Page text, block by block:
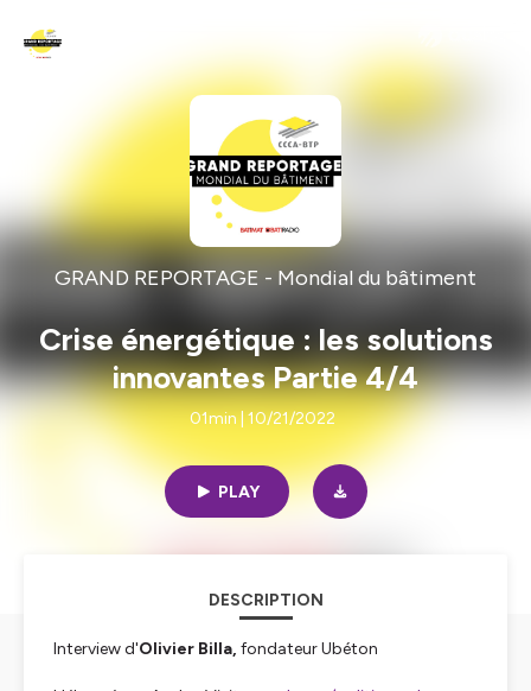
GRAND REPORTAGE - Mondial du bâtiment
Crise énergétique : les solutions
innovantes Partie 4/4
01min | 10/21/2022
PLAY
DESCRIPTION
Interview d'Olivier Billa, fondateur Ubéton